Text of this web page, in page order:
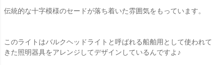
伝統的な十字模様のセードが落ち着いた雰囲気をもっています。
このライトはバルクヘッドライトと呼ばれる船舶用として使われて
きた照明器具をアレンジしてデザインしているんですよ♪